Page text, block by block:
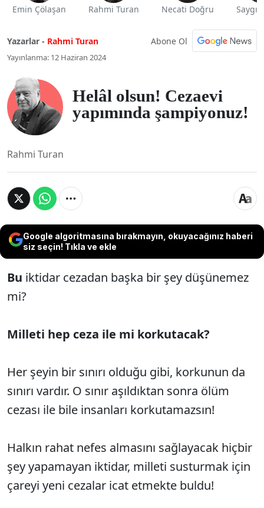
Emin Çölaşan Rahmi Turan Necati Doğru Saygı
Yazarlar - Rahmi Turan Abone Ol
Yayınlanma: 12 Haziran 2024
Helâl olsun! Cezaevi
yapımında şampiyonuz!
Rahmi Turan
Google algoritmasına bırakmayın, okuyacağınız haberi
siz seçin! Tıkla ve ekle
Bu iktidar cezadan başka bir şey düşünemez
mi?
Milleti hep ceza ile mi korkutacak?
Her şeyin bir sınırı olduğu gibi, korkunun da
sınırı vardır. O sınır aşıldıktan sonra ölüm
cezası ile bile insanları korkutamazsın!
Halkın rahat nefes almasını sağlayacak hiçbir
şey yapamayan iktidar, milleti susturmak için
çareyi yeni cezalar icat etmekte buldu!